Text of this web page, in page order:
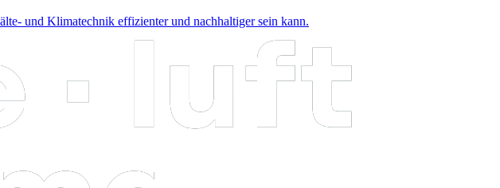
und Klimatechnik effizienter und nachhaltiger sein kann.